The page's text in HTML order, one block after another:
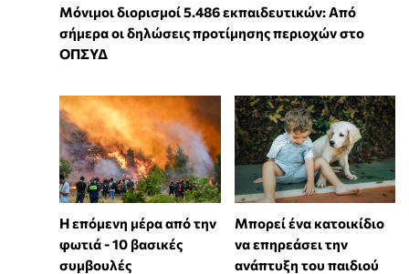
Μόνιμοι διορισμοί 5.486 εκπαιδευτικών: Από
σήμερα οι δηλώσεις προτίμησης περιοχών στο
ΟΠΣΥΔ
Η επόμενη μέρα από την
φωτιά - 10 βασικές
συμβουλές
⁠Μπορεί ένα κατοικίδιο
να επηρεάσει την
ανάπτυξη του παιδιού